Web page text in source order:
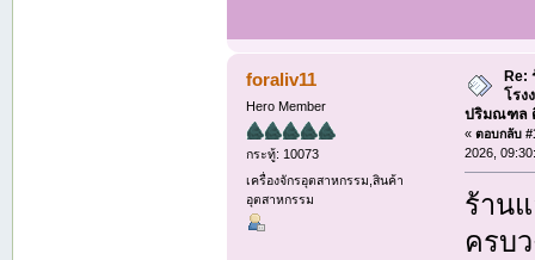
foraliv11
Hero Member
กระทู้: 10073
เครื่องจักรอุตสาหกรรม,สินค้า
อุตสาหกรรม
Re:
โรง
ปริมณฑล
«ตอบกลับ
2026,
ร้าน
ครบ